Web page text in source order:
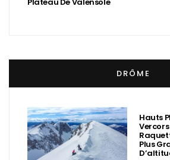
DRÔME
Hauts
Vercors
Plus